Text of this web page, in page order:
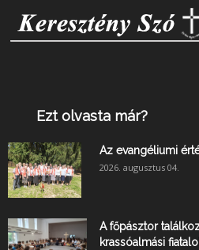
Ezt olvasta már?
Az evangéliumi
2026. augusztus 04.
A főpásztor
krassóalmási